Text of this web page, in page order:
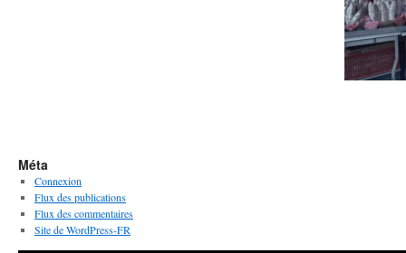
Méta
Connexion
Flux des publications
Flux des commentaires
Site de WordPress-FR